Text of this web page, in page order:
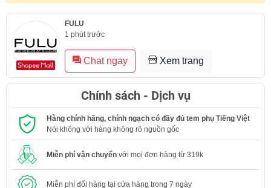
FULU
1 phút trước
Chat ngay Xem trang
Chính sách - Dịch vụ
Hàng chính hãng, chính ngạch có đầy đủ tem phụ Tiếng Việt
Nói không với hàng không rõ nguồn gốc
Miễn phí vận chuyển với mọi đơn hàng từ 319k
Miễn phí đổi hàng tại cửa hàng trong 7 ngày